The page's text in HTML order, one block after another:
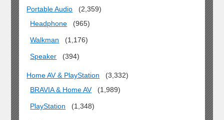
Portable Audio
(2,359)
Headphone
(965)
Walkman (1,176)
Speaker (394)
Home AV & PlayStation
(3,332)
BRAVIA & Home AV
(1,989)
PlayStation (1,348)